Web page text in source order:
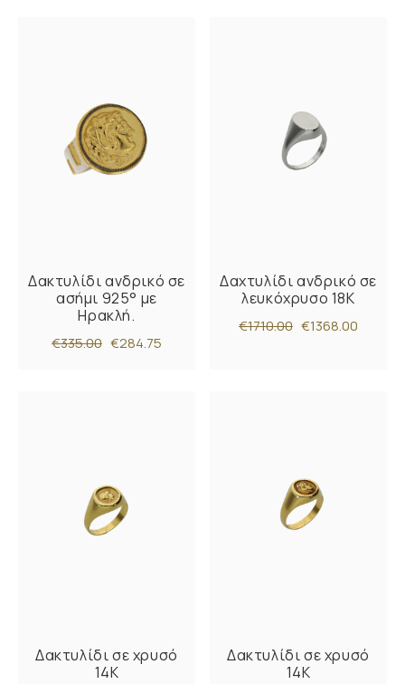
Δακτυλίδι ανδρικό σε
ασήμι 925° με
Ηρακλή.
€335.00 €284.75
Δαχτυλίδι ανδρικό σε
λευκόχρυσο 18Κ
€1710.00 €1368.00
Δακτυλίδι σε χρυσό
14Κ
Δακτυλίδι σε χρυσό
14Κ